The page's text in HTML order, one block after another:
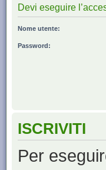
Devi eseguire
Nome utente:
Password:
ISCRIVITI
Per